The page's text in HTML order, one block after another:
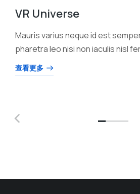
VR Universe
Mauris varius neque id est
pharetra leo nisi non iaculis nisl
查看更多